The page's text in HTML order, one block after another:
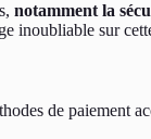
notamment la
inoubliable sur
de paiement